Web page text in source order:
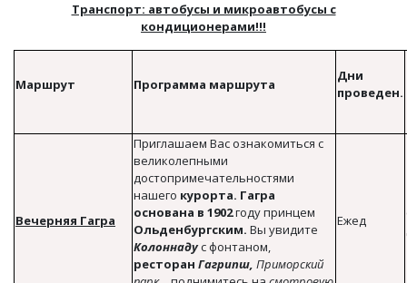
Транспорт: автобусы и микроавтобусы с
кондиционерами!!!
Маршрут Программа маршрута
Дни
проведен.
Вечерняя Гагра
Приглашаем Вас ознакомиться с
великолепными
достопримечательностями
нашего курорта. Гагра
основана в 1902году принцем
Ольденбургским. Вы увидите
Колоннадус фонтаном,
ресторан Гагрипш, Приморский
Ежед